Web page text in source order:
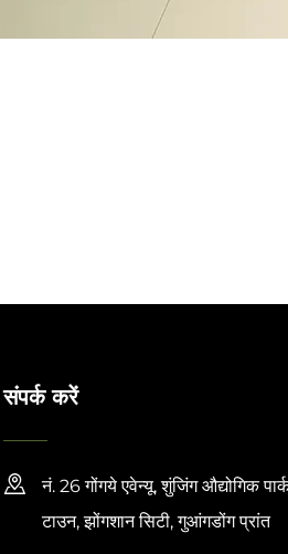
संपर्क करें
नं. 26 गोंगये एवेन्यू, शुंजिंग औद्योगिक
टाउन, झोंगशान सिटी, गुआंगडोंग प्रांत